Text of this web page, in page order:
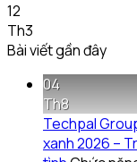
12
Th3
Bài viết gần đây
04
Th8
Techpal
xanh 2026 –